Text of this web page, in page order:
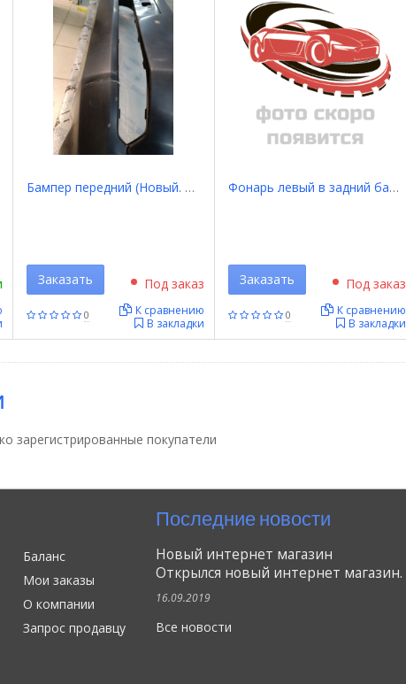
Бампер передний (Новый. Имеется трещина) 521196B980
0
Под заказ
В закладки
К сравнению
Заказать
Фонарь левый в задний бампер (Уценка) 8159160270
0
Под заказ
В закладки
К сравнению
Заказать
зарегистрированные покупатели
Баланс
Мои заказы
О компании
Запрос продавцу
Последние новости
Новый интернет магазин
Открылся новый интернет магазин.
16.09.2019
Все новости